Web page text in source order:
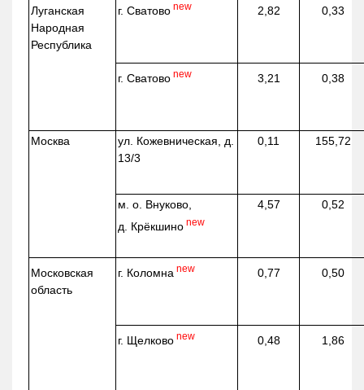
Луганская
Народная
Республика
г. Сватово new 2,82 0,33
г. Сватово new 3,21 0,38
Москва ул. Кожевническая, д.
13/3
0,11 155,72
м. о. Внуково,
д. Крёкшино new
4,57 0,52
Московская
область
г. Коломна new 0,77 0,50
г. Щелково new 0,48 1,86